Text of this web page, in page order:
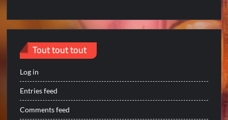
Tout tout tout
Log in
Entries feed
Comments feed